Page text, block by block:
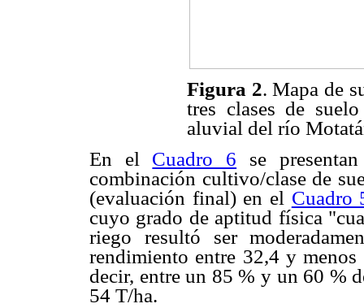
Figura 2. Mapa de
tres clases de
aluvial del río
En el Cuadro 6 se
combinación cultivo/clase de
(evaluación final) en el Cuadro
cuyo grado de aptitud física
riego resultó ser
rendimiento entre 32,4 y
decir, entre un 85 % y un 60 %
54 T/ha.